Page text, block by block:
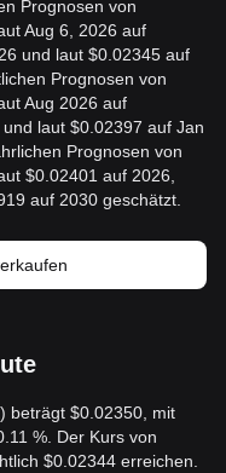
Prognosen von
Aug 6, 2026 auf
und laut $0.02345 auf
Prognosen von
Aug 2026 auf
laut $0.02397 auf Jan
Prognosen von
$0.02401 auf 2026,
auf 2030 geschätzt.
beträgt $0.02350, mit
%. Der Kurs von
$0.02344 erreichen.